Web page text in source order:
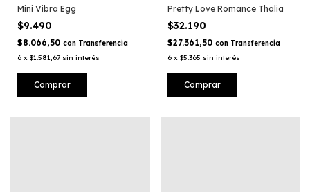
Mini Vibra Egg
$9.490
$8.066,50 con Transferencia
6 x $1.581,67 sin interés
Pretty Love Romance Thalia
$32.190
$27.361,50 con Transferencia
6 x $5.365 sin interés